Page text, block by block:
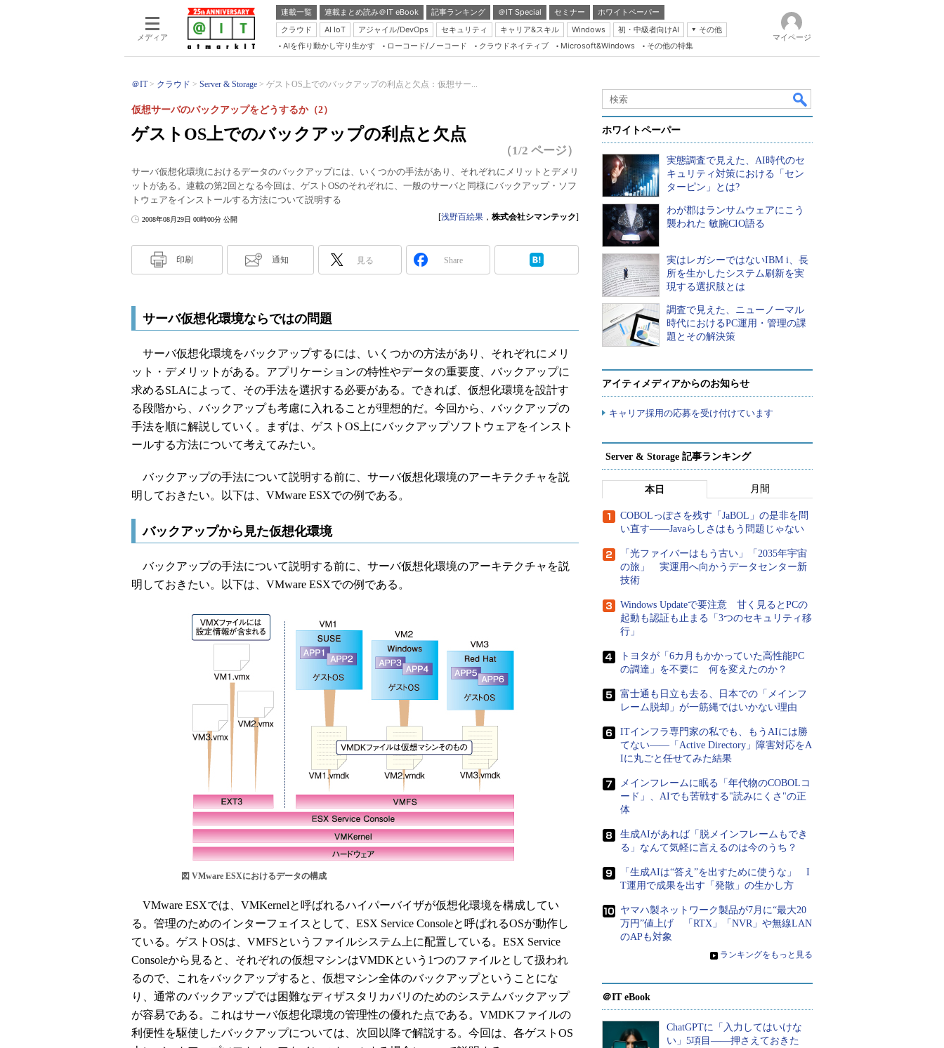
メディア
連載一覧 連載まとめ読み＠IT eBook 記事ランキング ＠IT Special セミナー
ホワイトペーパー
クラウド
AI IoT アジャイル/DevOps セキュリティ キャリア&スキル Windows 初・中級者向けAI
その他
Server & Storage
Database Expert
Linux ＆ OSS
Master of IP Network
Security & Trust
AIを作り動かし守り生かす ローコード/ノーコード クラウドネイティブ Microsoft&Windows その他の特集
マイページ
＠IT クラウド Server & Storage ゲストOS上でのバックアップの利点と欠点：仮想サー...
ゲストOS上でのバックアップの利点と欠点
仮想サーバのバックアップをどうするか（2）
（1/2 ページ）
サーバ仮想化環境におけるデータのバックアップには、いくつかの手法があり、それぞれにメリットとデメリ
ットがある。連載の第2回となる今回は、ゲストOSのそれぞれに、一般のサーバと同様にバックアップ・ソフ
トウェアをインストールする方法について説明する
2008年08月29日 00時00分 公開 [浅野百絵果 ， 株式会社シマンテック]
印刷 通知 見る Share
サーバ仮想化環境ならではの問題
サーバ仮想化環境をバックアップするには、いくつかの方法があり、それぞれにメリ
ット・デメリットがある。アプリケーションの特性やデータの重要度、バックアップに
求めるSLAによって、その手法を選択する必要がある。できれば、仮想化環境を設計す
る段階から、バックアップも考慮に入れることが理想的だ。今回から、バックアップの
手法を順に解説していく。まずは、ゲストOS上にバックアップソフトウェアをインスト
ールする方法について考えてみたい。
バックアップの手法について説明する前に、サーバ仮想化環境のアーキテクチャを説
明しておきたい。以下は、VMware ESXでの例である。
バックアップから見た仮想化環境
バックアップの手法について説明する前に、サーバ仮想化環境のアーキテクチャを説
明しておきたい。以下は、VMware ESXでの例である。
図 VMware ESXにおけるデータの構成
VMware ESXでは、VMKernelと呼ばれるハイパーバイザが仮想化環境を構成してい
る。管理のためのインターフェイスとして、ESX Service Consoleと呼ばれるOSが動作し
ている。ゲストOSは、VMFSというファイルシステム上に配置している。ESX Service
Consoleから見ると、それぞれの仮想マシンはVMDKという1つのファイルとして扱われ
るので、これをバックアップすると、仮想マシン全体のバックアップということにな
り、通常のバックアップでは困難なディザスタリカバリのためのシステムバックアップ
が容易である。これはサーバ仮想化環境の管理性の優れた点である。VMDKファイルの
利便性を駆使したバックアップについては、次回以降で解説する。今回は、各ゲストOS
ホワイトペーパー
実態調査で見えた、AI時代のセ
キュリティ対策における「セン
ターピン」とは?
わが郡はランサムウェアにこう
襲われた 敏腕CIO語る
実はレガシーではないIBM i、長
所を生かしたシステム刷新を実
現する選択肢とは
調査で見えた、ニューノーマル
時代におけるPC運用・管理の課
題とその解決策
アイティメディアからのお知らせ
キャリア採用の応募を受け付けています
Server & Storage 記事ランキング
本日 月間
COBOLっぽさを残す「JaBOL」の是非を問
い直す――Javaらしさはもう問題じゃない
「光ファイバーはもう古い」「2035年宇宙
の旅」 実運用へ向かうデータセンター新
技術
Windows Updateで要注意 甘く見るとPCの
起動も認証も止まる「3つのセキュリティ移
行」
トヨタが「6カ月もかかっていた高性能PC
の調達」を不要に 何を変えたのか？
富士通も日立も去る、日本での「メインフ
レーム脱却」が一筋縄ではいかない理由
ITインフラ専門家の私でも、もうAIには勝
てない――「Active Directory」障害対応をA
Iに丸ごと任せてみた結果
メインフレームに眠る「年代物のCOBOLコ
ード」、AIでも苦戦する"読みにくさ"の正
体
生成AIがあれば「脱メインフレームもでき
る」なんて気軽に言えるのは今のうち？
「生成AIは“答え”を出すために使うな」 I
T運用で成果を出す「発散」の生かし方
ヤマハ製ネットワーク製品が7月に“最大20
万円”値上げ 「RTX」「NVR」や無線LAN
のAPも対象
» ランキングをもっと見る
＠IT eBook
ChatGPTに「入力してはいけな
い」5項目――押さえておきた